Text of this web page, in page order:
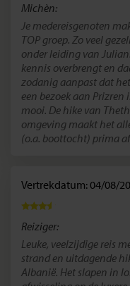
Michèn:
Je medereisgenoten
TOP groep. Zo veel
onder leiding van
kennis overbrengt en
zodanig aanpast dat
een bezoek aan
mooi. De hike van
omgeving maakt het
(o.a. boottocht) prima
Vertrekdatum: 04/08/
Reiziger:
Leuke, veelzijdige reis
strand en uitdagende
Albanië. Het slapen in